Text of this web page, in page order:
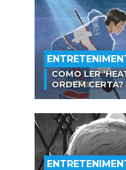
COMO LER
ORDEM CERTA?